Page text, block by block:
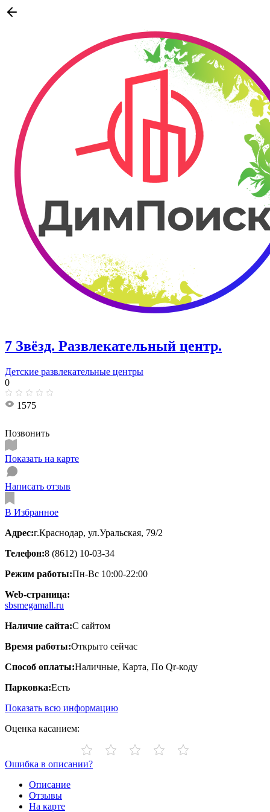
7 Звёзд. Развлекательный центр.
Детские развлекательные центры
0
1575
Позвонить
Показать на карте
Написать отзыв
В Избранное
Адрес:г.Краснодар, ул.Уральская, 79/2
Телефон:8 (8612) 10-03-34
Режим работы:Пн-Вс 10:00-22:00
Web-страница:
sbsmegamall.ru
Наличие сайта:С сайтом
Время работы:Открыто сейчас
Способ оплаты:Наличные, Карта, По Qr-коду
Парковка:Есть
Показать всю информацию
Оценка касанием:
Ошибка в описании?
Описание
Отзывы
На карте